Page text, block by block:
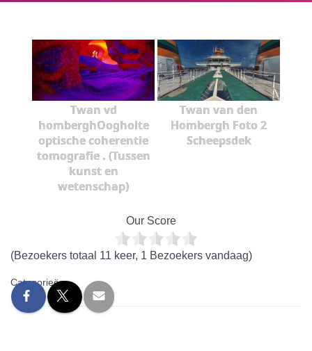
Twan vd
homberghOogholte
optische coherentie
tomografie . (Tussen
kunst en
wetenschap)
Twan van den
Hombergh Foto 2
Scheepsdek
Our Score
(Bezoekers totaal 11 keer, 1 Bezoekers vandaag)
Categorieën: